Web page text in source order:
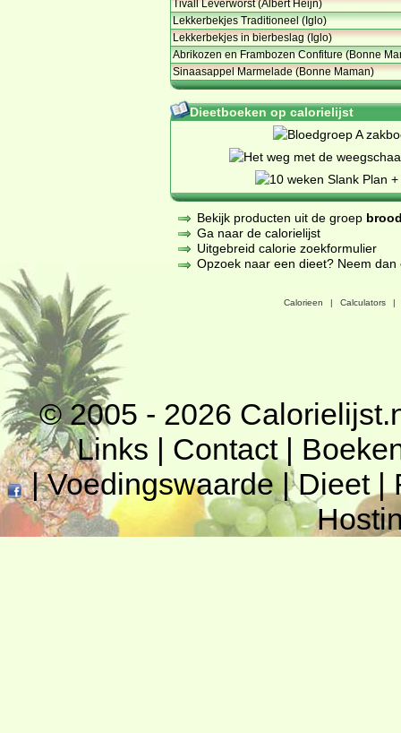
Tivall Leverworst (Albert Heijn)
Lekkerbekjes Traditioneel (Iglo)
Lekkerbekjes in bierbeslag (Iglo)
Abrikozen en Frambozen Confiture (Bonne
Sinaasappel Marmelade (Bonne Maman)
Dieetboeken op calorielijst
Bekijk producten uit de groep
Ga naar de calorielijst
Uitgebreid calorie zoekformulier
Opzoek naar een dieet? Neem
Calorieen | Calculators |
© 2005 - 2026
Links | Contact|
|Voedingswaarde|Dieet|